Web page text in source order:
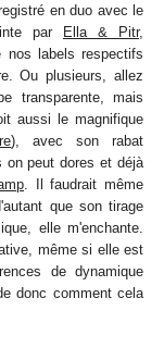
en duo avec le
par
Ella & Pitr,
nos labels respectifs
Ou plusieurs, allez
transparente, mais
aussi le magnifique
), avec son rabat
on peut dores et déjà
. Il faudrait même
que son tirage
elle m'enchante.
même si elle est
de dynamique
donc comment cela